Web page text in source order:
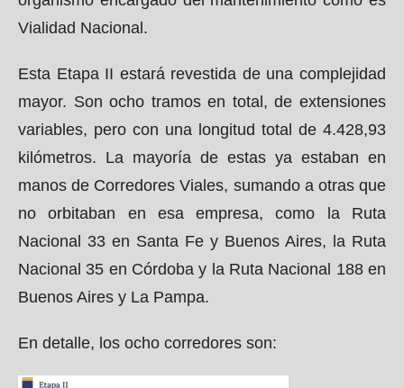
Vialidad Nacional.
Esta Etapa II estará revestida de una complejidad
mayor. Son ocho tramos en total, de extensiones
variables, pero con una longitud total de 4.428,93
kilómetros. La mayoría de estas ya estaban en
manos de Corredores Viales, sumando a otras que
no orbitaban en esa empresa, como la Ruta
Nacional 33 en Santa Fe y Buenos Aires, la Ruta
Nacional 35 en Córdoba y la Ruta Nacional 188 en
Buenos Aires y La Pampa.
En detalle, los ocho corredores son: